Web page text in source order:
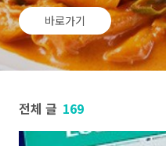
바로가기
전체 글 169